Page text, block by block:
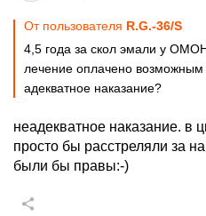
От пользователя R.G.-36/S
4,5 года за скол эмали у
лечение оплачено
адекватное наказание?
неадекватное наказание. в
просто бы расстреляли за
были бы правы:-)